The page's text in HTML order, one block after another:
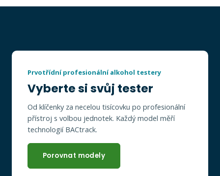
Prvotřídní profesionální alkohol testery
Vyberte si svůj tester
Od klíčenky za necelou tisícovku po profesionální
přístroj s volbou jednotek. Každý model měří
technologií BACtrack.
Porovnat modely